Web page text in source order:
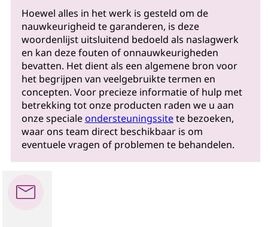
Hoewel alles in het werk is gesteld om de
nauwkeurigheid te garanderen, is deze
woordenlijst uitsluitend bedoeld als naslagwerk
en kan deze fouten of onnauwkeurigheden
bevatten. Het dient als een algemene bron voor
het begrijpen van veelgebruikte termen en
concepten. Voor precieze informatie of hulp met
betrekking tot onze producten raden we u aan
onze specialeondersteuningssitete bezoeken,
waar ons team direct beschikbaar is om
eventuele vragen of problemen te behandelen.